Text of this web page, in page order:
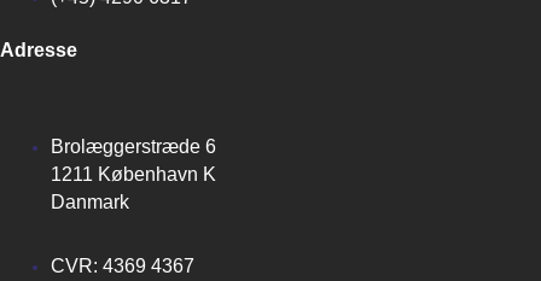
Adresse
Brolæggerstræde 6
1211 København K
Danmark
CVR: 4369 4367